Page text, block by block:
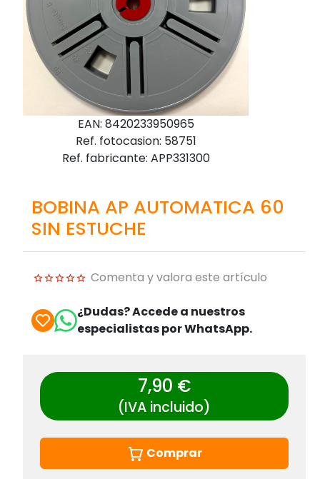
EAN: 8420233950965
Ref. fotocasion: 58751
Ref. fabricante: APP331300
BOBINA AP AUTOMATICA 60
SIN ESTUCHE
Comenta y valora este artículo
¿Dudas? Accede a nuestros
especialistas por WhatsApp.
7,90 €
(IVA incluido)
Comprar